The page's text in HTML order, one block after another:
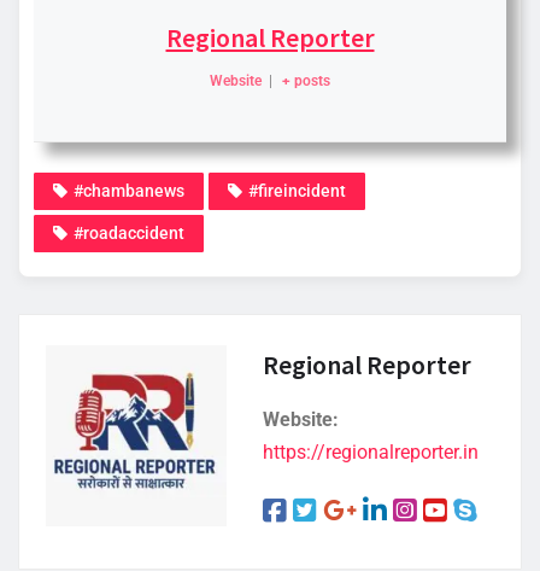
Regional Reporter
Website | + posts
#chambanews #fireincident
#roadaccident
Regional Reporter
Website:
https://regionalreporter.in